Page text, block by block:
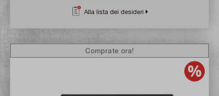
Alla lista dei desideri
Comprate ora!